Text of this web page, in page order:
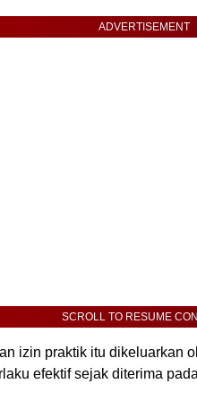
ADVERTISEMENT
SCROLL TO RESUME
izin praktik itu dikeluarkan
efektif sejak diterima